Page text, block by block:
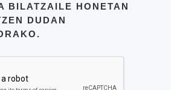
BILATZAILE HONETAN
DUDAN